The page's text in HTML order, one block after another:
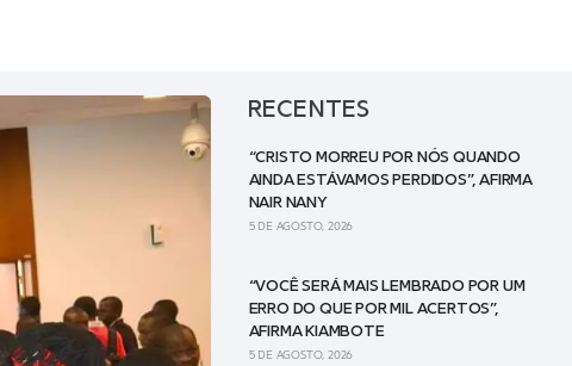
RECENTES
“CRISTO MORREU POR NÓS QUANDO
AINDA ESTÁVAMOS PERDIDOS”, AFIRMA
NAIR NANY
5 DE AGOSTO, 2026
“VOCÊ SERÁ MAIS LEMBRADO POR UM
ERRO DO QUE POR MIL ACERTOS”,
AFIRMA KIAMBOTE
5 DE AGOSTO, 2026